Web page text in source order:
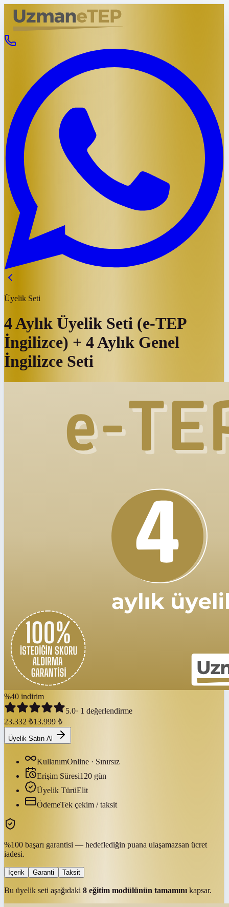
Üyelik Seti
4 Aylık Üyelik Seti (e-TEP
İngilizce) + 4 Aylık Genel
İngilizce Seti
%40 indirim
5.0· 1 değerlendirme
23.332 ₺13.999 ₺
Üyelik Satın Al
KullanımOnline · Sınırsız
Erişim Süresi120 gün
Üyelik TürüElit
ÖdemeTek çekim / taksit
%100 başarı garantisi — hedeflediğin puana ulaşamazsan ücret
iadesi.
İçerik Garanti Taksit
Bu üyelik seti aşağıdaki 8 eğitim modülünün tamamını kapsar.